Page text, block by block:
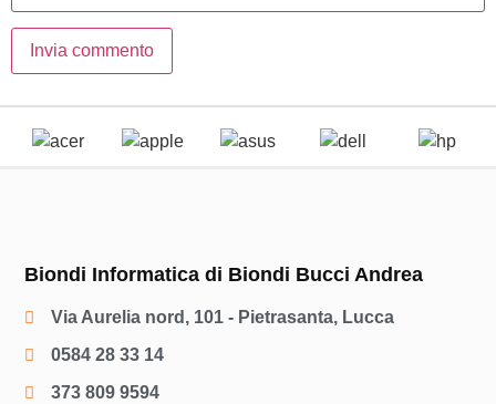
Biondi Informatica di Biondi Bucci Andrea
Via Aurelia nord, 101 - Pietrasanta, Lucca
0584 28 33 14
373 809 9594